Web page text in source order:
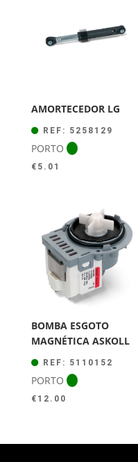
AMORTECEDOR LG
REF: 5258129
PORTO
€ 5.01
BOMBA ESGOTO
MAGNÉTICA ASKOLL
REF: 5110152
PORTO
€ 12.00